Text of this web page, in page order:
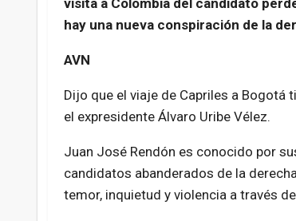
visita a Colombia del candidato
hay una nueva conspiración de la
AVN
Dijo que el viaje de Capriles a
el expresidente Álvaro Uribe Vélez.
Juan José Rendón es conocido por
candidatos abanderados de la
temor, inquietud y violencia a través